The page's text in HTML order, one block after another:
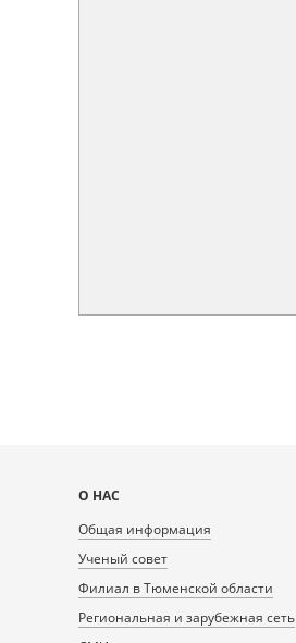
Карта
сайта
О НАС
Общая информация
Ученый совет
Филиал в Тюменской области
Региональная и зарубежная сеть